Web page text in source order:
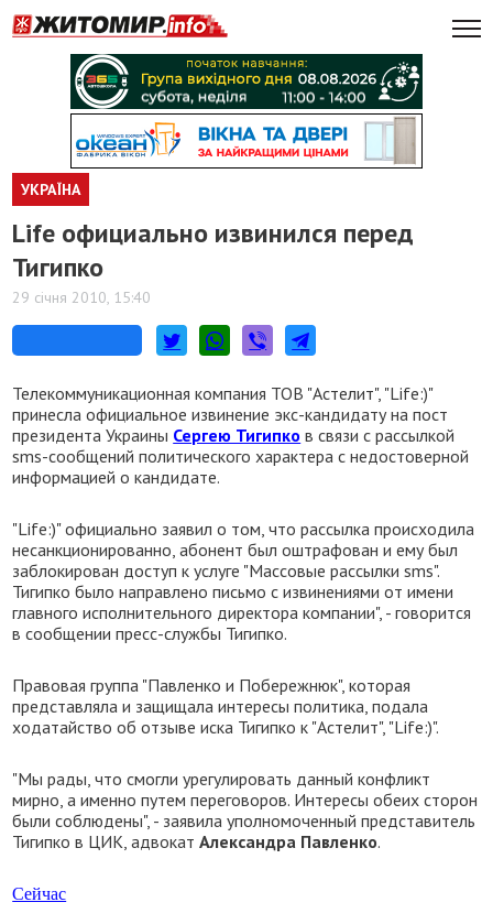
УКРАЇНА
Life официально извинился перед
Тигипко
29 січня 2010, 15:40
Телекоммуникационная компания ТОВ "Астелит", "Life:)"
принесла официальное извинение экс-кандидату на пост
президента Украины Сергею Тигипко в связи с рассылкой
sms-сообщений политического характера c недостоверной
информацией о кандидате.
"Life:)" официально заявил о том, что рассылка происходила
несанкционированно, абонент был оштрафован и ему был
заблокирован доступ к услуге "Массовые рассылки sms".
Тигипко было направлено письмо с извинениями от имени
главного исполнительного директора компании", - говорится
в сообщении пресс-службы Тигипко.
Правовая группа "Павленко и Побережнюк", которая
представляла и защищала интересы политика, подала
ходатайство об отзыве иска Тигипко к "Астелит", "Life:)".
"Мы рады, что смогли урегулировать данный конфликт
мирно, а именно путем переговоров. Интересы обеих сторон
были соблюдены", - заявила уполномоченный представитель
Тигипко в ЦИК, адвокатАлександра Павленко.
Сейчас